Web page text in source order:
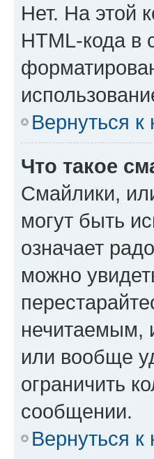
Нет. На этой
HTML-кода в
Вернуться к
Что такое
Смайлики,
могут быть
означает
можно
нечитаемым,
или вообще
ограничить
сообщении.
Вернуться к